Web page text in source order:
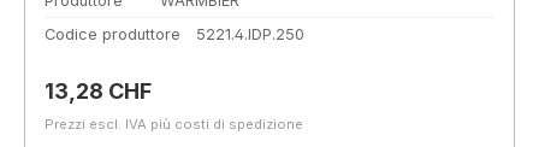
Codice produttore
5221.4.IDP.250
Prezzo normale:
13,28 CHF
Prezzi escl. IVA più costi di spedizione